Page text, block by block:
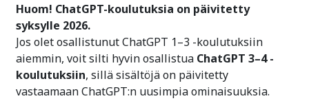
Huom! ChatGPT-koulutuksia on päivitetty
syksylle 2026.
Jos olet osallistunut ChatGPT 1–3 -koulutuksiin
aiemmin, voit silti hyvin osallistua ChatGPT 3–4 -
koulutuksiin, sillä sisältöjä on päivitetty
vastaamaan ChatGPT:n uusimpia ominaisuuksia.